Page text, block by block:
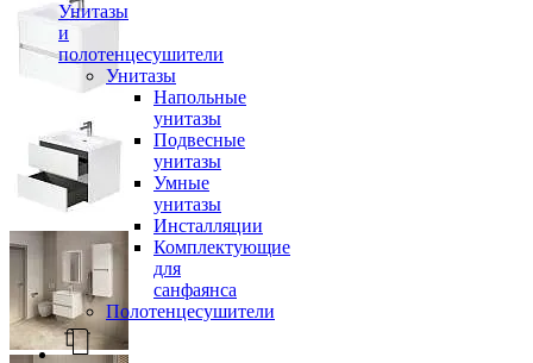
Унитазы
и
полотенцесушители
Унитазы
Напольные
унитазы
Подвесные
унитазы
Умные
унитазы
Инсталляции
Комплектующие
для
санфаянса
Полотенцесушители